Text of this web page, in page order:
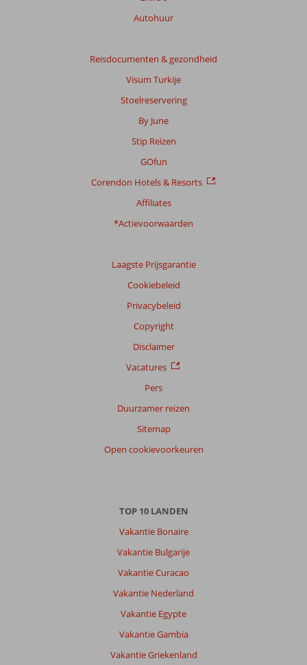
Autohuur
Reisdocumenten & gezondheid
Visum Turkije
Stoelreservering
By June
Stip Reizen
GOfun
Corendon Hotels & Resorts
Affiliates
*Actievoorwaarden
Laagste Prijsgarantie
Cookiebeleid
Privacybeleid
Copyright
Disclaimer
Vacatures
Pers
Duurzamer reizen
Sitemap
Open cookievoorkeuren
TOP 10 LANDEN
Vakantie Bonaire
Vakantie Bulgarije
Vakantie Curacao
Vakantie Nederland
Vakantie Egypte
Vakantie Gambia
Vakantie Griekenland